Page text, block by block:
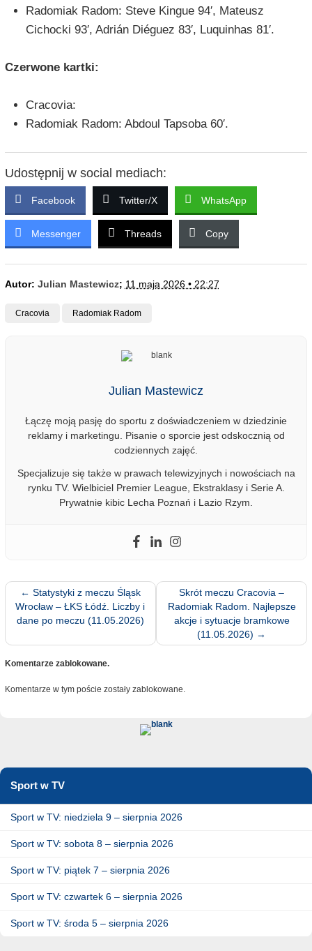
Radomiak Radom: Steve Kingue 94′, Mateusz
Cichocki 93′, Adrián Diéguez 83′, Luquinhas 81′.
Czerwone kartki:
Cracovia:
Radomiak Radom: Abdoul Tapsoba 60′.
Udostępnij w social mediach:
Facebook Twitter/X WhatsApp
Messenger Threads Copy
Autor: Julian Mastewicz; 11 maja 2026 • 22:27
Cracovia Radomiak Radom
Julian Mastewicz
Łączę moją pasję do sportu z doświadczeniem w dziedzinie
reklamy i marketingu. Pisanie o sporcie jest odskocznią od
codziennych zajęć.
Specjalizuje się także w prawach telewizyjnych i nowościach na
rynku TV. Wielbiciel Premier League, Ekstraklasy i Serie A.
Prywatnie kibic Lecha Poznań i Lazio Rzym.
← Statystyki z meczu Śląsk
Wrocław – ŁKS Łódź. Liczby i
dane po meczu (11.05.2026)
Skrót meczu Cracovia –
Radomiak Radom. Najlepsze
akcje i sytuacje bramkowe
(11.05.2026) →
Komentarze zablokowane.
Komentarze w tym poście zostały zablokowane.
Sport w TV
Sport w TV: niedziela 9 – sierpnia 2026
Sport w TV: sobota 8 – sierpnia 2026
Sport w TV: piątek 7 – sierpnia 2026
Sport w TV: czwartek 6 – sierpnia 2026
Sport w TV: środa 5 – sierpnia 2026